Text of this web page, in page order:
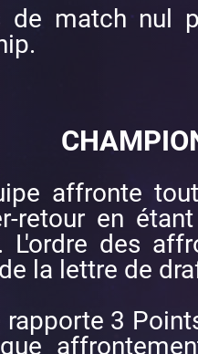
match nul
affronte
retour en
L'ordre des
la lettre de
rapporte 3